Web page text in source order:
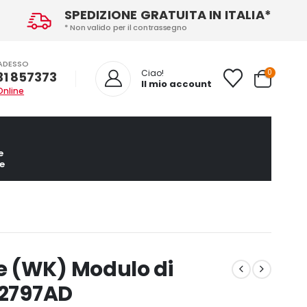
SPEDIZIONE GRATUITA IN ITALIA*
* Non valido per il contrassegno
857373 Ciao!
Il mio account
0
(WK) Modulo di